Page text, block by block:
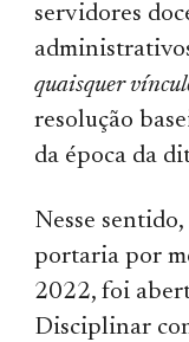
servidores
quaisquer
resolução
da época da
Nesse
portaria por
2022, foi
Disciplinar